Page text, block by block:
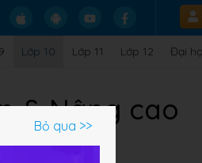
Lớp 10 Lớp 11 Lớp 12 Đại
& Nâng cao
Bỏ qua >>